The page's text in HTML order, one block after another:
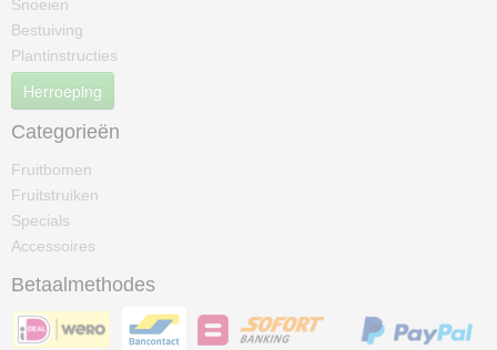
Snoeien
Bestuiving
Plantinstructies
Herroeping
Categorieën
Fruitbomen
Fruitstruiken
Specials
Accessoires
Betaalmethodes